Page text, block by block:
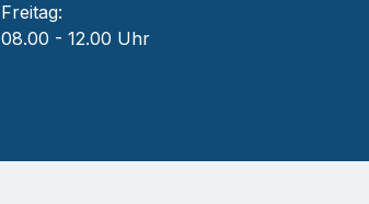
Freitag:
08.00 - 12.00 Uhr